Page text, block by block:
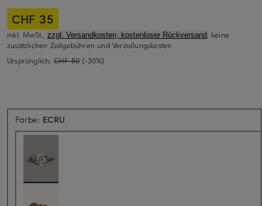
CHF 35
inkl. MwSt., zzgl. Versandkosten, kostenloser Rückversand, keine
zusätzlichen Zollgebühren und Verzollungskosten
Ursprünglich: CHF 50 (-30%)
Farbe: ECRU